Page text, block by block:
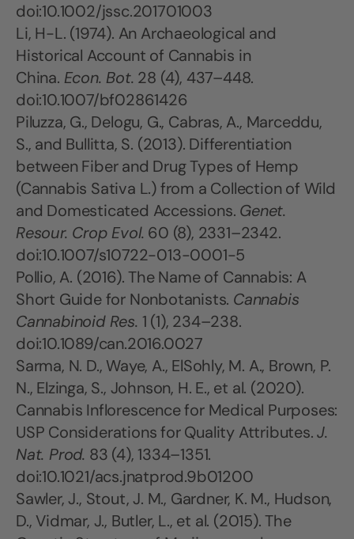
doi:10.1002/jssc.201701003
Li, H-L. (1974). An Archaeological and
Historical Account of Cannabis in
China. Econ. Bot. 28 (4), 437–448.
doi:10.1007/bf02861426
Piluzza, G., Delogu, G., Cabras, A., Marceddu,
S., and Bullitta, S. (2013). Differentiation
between Fiber and Drug Types of Hemp
(Cannabis Sativa L.) from a Collection of Wild
and Domesticated Accessions. Genet.
Resour. Crop Evol. 60 (8), 2331–2342.
doi:10.1007/s10722-013-0001-5
Pollio, A. (2016). The Name of Cannabis: A
Short Guide for Nonbotanists. Cannabis
Cannabinoid Res. 1 (1), 234–238.
doi:10.1089/can.2016.0027
Sarma, N. D., Waye, A., ElSohly, M. A., Brown, P.
N., Elzinga, S., Johnson, H. E., et al. (2020).
Cannabis Inflorescence for Medical Purposes:
USP Considerations for Quality Attributes.J.
Nat. Prod. 83 (4), 1334–1351.
doi:10.1021/acs.jnatprod.9b01200
Sawler, J., Stout, J. M., Gardner, K. M., Hudson,
D., Vidmar, J., Butler, L., et al. (2015). The